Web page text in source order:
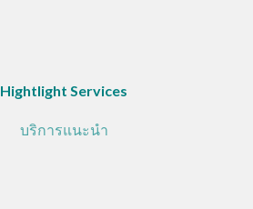
Hightlight Services
บริการแนะนำ